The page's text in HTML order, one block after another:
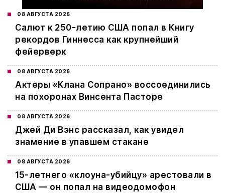
08 АВГУСТА 2026
Салют к 250-летию США попал в Книгу
рекордов Гиннесса как крупнейший
фейерверк
08 АВГУСТА 2026
Актеры «Клана Сопрано» воссоединились
на похоронах Винсента Пасторе
08 АВГУСТА 2026
Джей Ди Вэнс рассказал, как увидел
знамение в упавшем стакане
08 АВГУСТА 2026
15-летнего «клоуна-убийцу» арестовали в
США — он попал на видеодомофон